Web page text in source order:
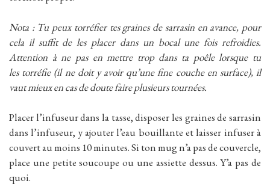
Nota : Tu peux torréfier tes graines de sarrasin en avance, pour
cela il suffit de les placer dans un bocal une fois refroidies.
Attention à ne pas en mettre trop dans ta poêle lorsque tu
les torréfie (il ne doit y avoir qu’une fine couche en surface), il
vaut mieux en cas de doute faire plusieurs tournées.
Placer l’infuseur dans la tasse, disposer les graines de sarrasin
dans l’infuseur, y ajouter l’eau bouillante et laisser infuser à
couvert au moins 10 minutes. Si ton mug n’a pas de couvercle,
place une petite soucoupe ou une assiette dessus. Y’a pas de
quoi.